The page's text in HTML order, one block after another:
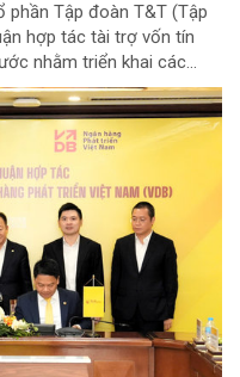
phần Tập đoàn T&T (Tập
hợp tác tài trợ vốn tín
nhằm triển khai các...